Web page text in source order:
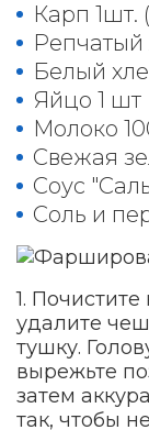
Карп 1шт.
Репчатый
Белый
Яйцо 1 шт
Молоко
Свежая
Соус
Соль и
1.
удалите
тушку.
вырежьте
затем
так, чтобы